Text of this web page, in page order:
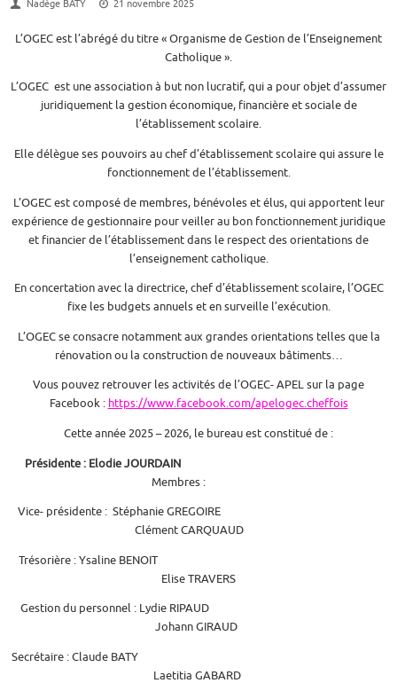
Nadège BATY 21 novembre 2025
L’OGEC est l’abrégé du titre « Organisme de Gestion de l’Enseignement
Catholique ».
L’OGEC est une association à but non lucratif, qui a pour objet d’assumer
juridiquement la gestion économique, financière et sociale de
l’établissement scolaire.
Elle délègue ses pouvoirs au chef d’établissement scolaire qui assure le
fonctionnement de l’établissement.
L’OGEC est composé de membres, bénévoles et élus, qui apportent leur
expérience de gestionnaire pour veiller au bon fonctionnement juridique
et financier de l’établissement dans le respect des orientations de
l’enseignement catholique.
En concertation avec la directrice, chef d’établissement scolaire, l’OGEC
fixe les budgets annuels et en surveille l’exécution.
L’OGEC se consacre notamment aux grandes orientations telles que la
rénovation ou la construction de nouveaux bâtiments…
Vous pouvez retrouver les activités de l’OGEC- APEL sur la page
Facebook : https://www.facebook.com/apelogec.cheffois
Cette année 2025 – 2026, le bureau est constitué de :
Présidente : Elodie JOURDAIN
Membres :
Vice- présidente : Stéphanie GREGOIRE
Clément CARQUAUD
Trésorière : Ysaline BENOIT
Elise TRAVERS
Gestion du personnel : Lydie RIPAUD
Johann GIRAUD
Secrétaire : Claude BATY
Laetitia GABARD